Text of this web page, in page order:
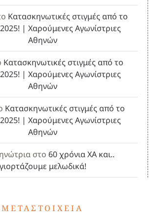
Κατασκηνωτικές στιγμές από το
| Χαρούμενες Αγωνίστριες
Αθηνών
Κατασκηνωτικές στιγμές από το
| Χαρούμενες Αγωνίστριες
Αθηνών
Κατασκηνωτικές στιγμές από το
| Χαρούμενες Αγωνίστριες
Αθηνών
στο 60 χρόνια ΧΑ και..
γιορτάζουμε μελωδικά!
ΜΕΤΑΣΤΟΙΧΕΊΑ